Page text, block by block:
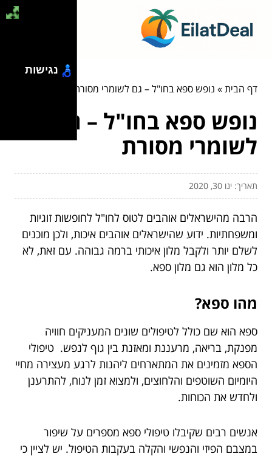
דף הבית» נופש ספא בחו"ל – גם לשומרי מסורת
נופש ספא בחו"ל – גם
לשומרי מסורת
תאריך: ינו 30, 2020
הרבה מהישראלים אוהבים לטוס לחו"ל לחופשות זוגיות
ומשפחתיות. ידוע שהישראלים אוהבים איכות, ולכן מוכנים
לשלם יותר ולקבל מלון איכותי ברמה גבוהה. עם זאת, לא
כל מלון הוא גם מלון ספא.
מהו ספא?
ספא הוא שם כולל לטיפולים שונים המעניקים חוויה
מפנקת, בריאה, מרעננת ומאזנת בין גוף לנפש. טיפולי
הספא מזמינים את המתארחים ליהנות לרגע מעצירה מחיי
היומיום השוטפים והלחוצים, ולמצוא זמן לנוח, להתרענן
ולחדש את הכוחות.
אנשים רבים שקיבלו טיפולי ספא מספרים על שיפור
במצבם הפיזי והנפשי והקלה בעקבות הטיפול. יש לציין כי
נגישות